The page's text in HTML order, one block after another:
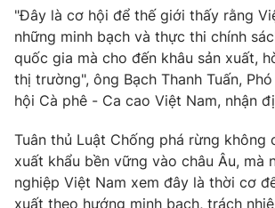
Cơ quan chủ quản:Đài Truyền hình Việt
Cơ quan báo chí:Thời báo VTV
Giấy phép hoạt động báo in và báo điện tử
cấp ngày 29/12/2023
Phó Tổng Biên tập: Nguyễn Thị Mỹ Hạnh,
Nguyễn Trọng Ninh
Tổng đài VTV: 024.38 355 931 - 024.38
"Đây là cơ hội để thế giới thấy rằng
những minh bạch và thực thi chính
quốc gia mà cho đến khâu sản xuất,
thị trường", ông Bạch Thanh Tuấn,
hội Cà phê - Ca cao Việt Nam, nhận
Tuân thủ Luật Chống phá rừng không
xuất khẩu bền vững vào châu Âu, mà
nghiệp Việt Nam xem đây là thời cơ
xuất theo hướng minh bạch, trách